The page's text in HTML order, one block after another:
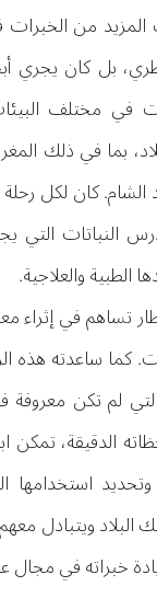
من
بل كان يجري
في مختلف
بما في ذلك
الشام. كان لكل
النباتات التي
الطبية والعلاجية.
تساهم في إثراء
كما ساعدته هذه
لم تكن
الدقيقة، تمكن
البلاد ويتبادل
خبراته في مجال